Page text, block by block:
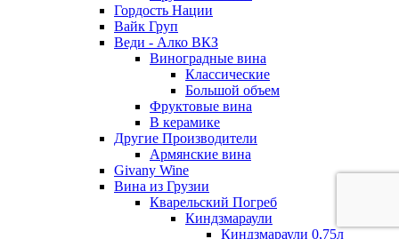
Гордость Нации
Вайк Груп
Веди - Алко ВКЗ
Виноградные вина
Классические
Большой объем
Фруктовые вина
В керамике
Другие Производители
Армянские вина
Givany Wine
Вина из Грузии
Кварельский Погреб
Киндзмараули
Киндзмараули 0,75л